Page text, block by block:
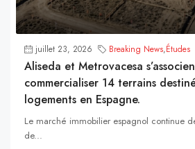
juillet 23, 2026 Breaking News,Études
Aliseda et Metrovacesa
commercialiser 14 terrains
logements en Espagne.
Le marché immobilier espagnol continue
de...